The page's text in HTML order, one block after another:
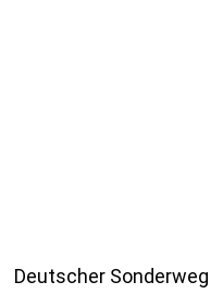
Deutscher Sonderweg